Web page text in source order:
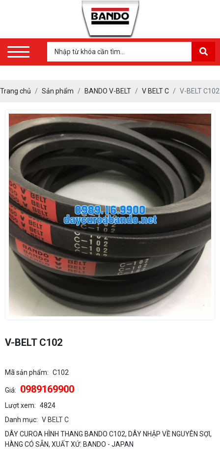
Trang chủ Sản phẩm BANDO V-BELT V BELT C V-BELT C102
V-BELT C102
Mã sản phẩm: C102
Giá: 0989169900
Lượt xem: 4824
Danh mục: V BELT C
DÂY CUROA HÌNH THANG BANDO C102, DÂY NHẬP VỀ NGUYÊN SỢI,
HÀNG CÓ SẴN, XUẤT XỨ: BANDO - JAPAN